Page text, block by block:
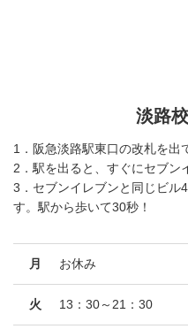
淡路
1．阪急淡路駅東口の改札を出
2．駅を出ると、すぐにセブン
3．セブンイレブンと同じビル
す。駅から歩いて30秒！
月 お休み
火 13：30～21：30